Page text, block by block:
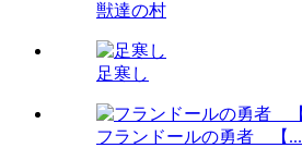
獣達の村
足寒し
フランドールの勇者 【...